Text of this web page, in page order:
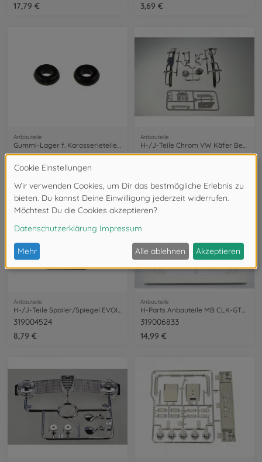
17,79 €
3,69 €
Anbauteile
319805385
1,79 €
Anbauteile
309005486
Anbauteile
H-/J-Teile Spoiler/Spiegel EVOII Weiß
319004524
8,79 €
NEU
Anbauteile
H-Parts Anbauteile MB CLK-GTR 47437
319006833
14,99 €